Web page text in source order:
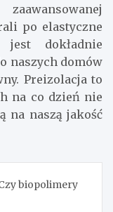
po elastyczne
dokładnie
naszych domów
Preizolacja to
na co dzień nie
na naszą jakość
biopolimery